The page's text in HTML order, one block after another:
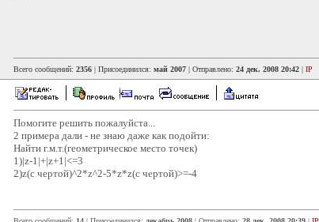
Всего сообщений: 2356 | Присоединился: май 2007 | Отправлено: 24 дек. 2008 20:42 | IP
Помогите решить пожалуйста...
2 примера дали - не знаю даже как подойти:
Найти г.м.т.(геометрическое место точек)
1)|z-1|+|z+1|<=3
2)z(с чертой)^2*z^2-5*z*z(с чертой)>=-4